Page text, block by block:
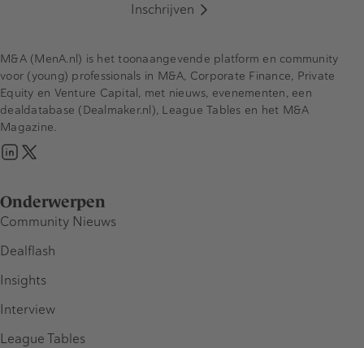
Inschrijven
Onderwerpen
Community Nieuws
Dealflash
Insights
Interview
League Tables
M&A (MenA.nl) is het toonaangevende platform en community
voor (young) professionals in M&A, Corporate Finance, Private
Equity en Venture Capital, met nieuws, evenementen, een
dealdatabase (Dealmaker.nl), League Tables en het M&A
Magazine.